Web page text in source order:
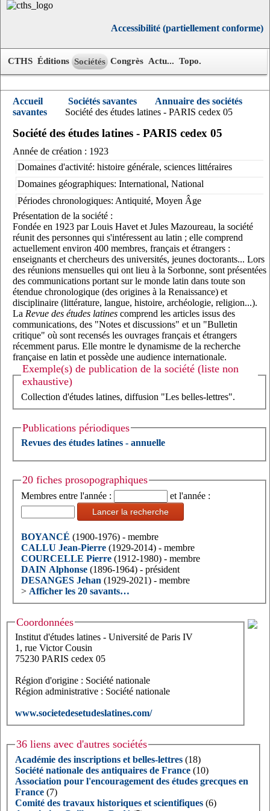
Accessibilité (partiellement conforme)
CTHS Éditions Sociétés Congrès Actu... Topo.
Accueil Sociétés savantes
Annuaire des sociétés
savantes
Société des études latines - PARIS cedex 05
Société des études latines - PARIS cedex 05
Année de création : 1923
Domaines d'activité: histoire générale, sciences littéraires
Domaines géographiques: International, National
Périodes chronologiques: Antiquité, Moyen Âge
Présentation de la société :
Fondée en 1923 par Louis Havet et Jules Mazoureau, la société
réunit des personnes qui s'intéressent au latin ; elle comprend
actuellement environ 400 membres, français et étrangers :
enseignants et chercheurs des universités, jeunes doctorants... Lors
des réunions mensuelles qui ont lieu à la Sorbonne, sont présentées
des communications portant sur le monde latin dans toute son
étendue chronologique (des origines à la Renaissance) et
disciplinaire (littérature, langue, histoire, archéologie, religion...).
La Revue des études latines comprend les articles issus des
communications, des "Notes et discussions" et un "Bulletin
critique" où sont recensés les ouvrages français et étrangers
récemment parus. Elle montre le dynamisme de la recherche
française en latin et possède une audience internationale.
Exemple(s) de publication de la société (liste non
exhaustive)
Collection d'études latines, diffusion "Les belles-lettres".
Publications périodiques
Revues des études latines - annuelle
20 fiches prosopographiques
Membres entre l'année : et l'année :
Lancer la recherche
BOYANCÉ (1900-1976) - membre
CALLU Jean-Pierre (1929-2014) - membre
COURCELLE Pierre (1912-1980) - membre
DAIN Alphonse (1896-1964) - président
DESANGES Jehan (1929-2021) - membre
> Afficher les 20 savants…
Coordonnées
Institut d'études latines - Université de Paris IV
1, rue Victor Cousin
75230 PARIS cedex 05
Région d'origine : Société nationale
Région administrative : Société nationale
www.societedesetudeslatines.com/
36 liens avec d'autres sociétés
Académie des inscriptions et belles-lettres (18)
Société nationale des antiquaires de France (10)
Association pour l'encouragement des études grecques en
France (7)
Comité des travaux historiques et scientifiques (6)